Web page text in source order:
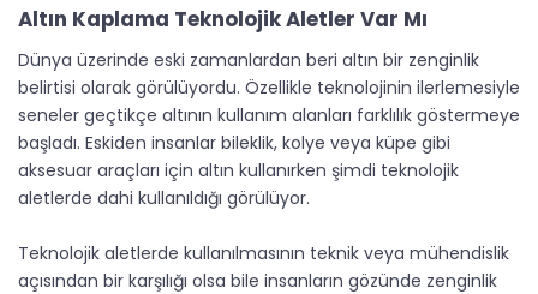
Altın Kaplama Teknolojik Aletler Var Mı​
Dünya üzerinde eski zamanlardan beri altın bir zenginlik
belirtisi olarak görülüyordu. Özellikle teknolojinin ilerlemesiyle
seneler geçtikçe altının kullanım alanları farklılık göstermeye
başladı. Eskiden insanlar bileklik, kolye veya küpe gibi
aksesuar araçları için altın kullanırken şimdi teknolojik
aletlerde dahi kullanıldığı görülüyor.
Teknolojik aletlerde kullanılmasının teknik veya mühendislik
açısından bir karşılığı olsa bile insanların gözünde zenginlik